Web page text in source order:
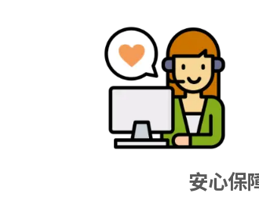
安心保